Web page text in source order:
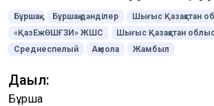
Бұршақ Бұршақ дәнділер
Шығыс Қазақстан
«ҚазЕжӨШҒЗИ» ЖШС
Шығыс Қазақстан
Среднеспелый
Ақмола Жамбыл
Дақыл:
Бұршақ